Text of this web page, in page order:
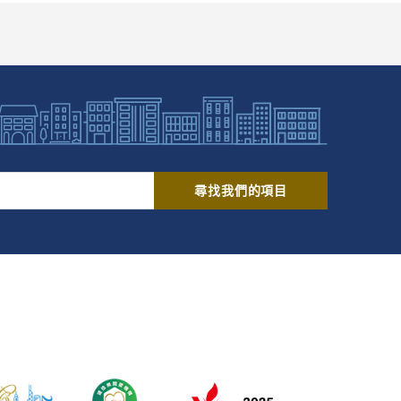
一般而言，由政府簽發「經折算的核准特惠
付樓價餘款)發放予相關津貼領取人。如買方
完成購買手續後發放予相關津貼領取人；如
關津貼領取人。
餘款。具體而言，在買方簽訂臨時買賣合約
安排，相關「經折算的核准特惠津貼」會由
尋找我們的項目